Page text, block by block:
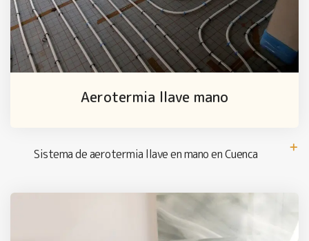
Aerotermia llave mano
Sistema de aerotermia llave en mano en Cuenca